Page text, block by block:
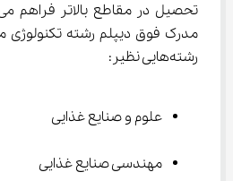
رشته‌هایی نظیر:
علوم و صنایع غذایی
مهندسی صنایع غذایی